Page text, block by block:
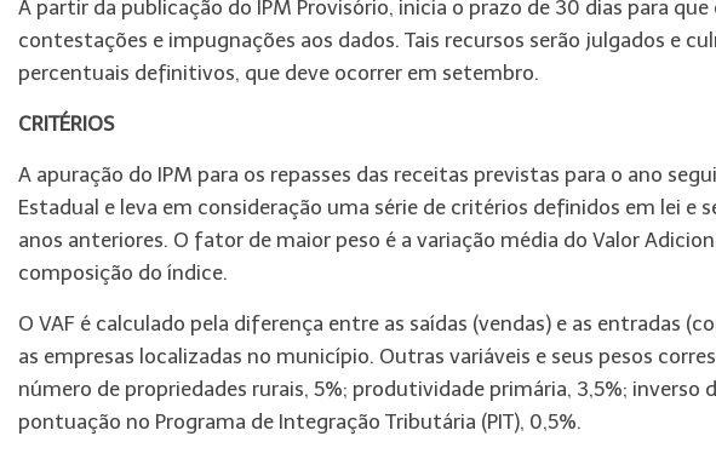
A partir da publicação do IPM Provisório, inicia o prazo de 30 dias para
contestações e impugnações aos dados. Tais recursos serão julgados e
percentuais definitivos, que deve ocorrer em setembro.
CRITÉRIOS
A apuração do IPM para os repasses das receitas previstas para o ano
Estadual e leva em consideração uma série de critérios definidos em lei e
anos anteriores. O fator de maior peso é a variação média do Valor
composição do índice.
O VAF é calculado pela diferença entre as saídas (vendas) e as entradas
as empresas localizadas no município. Outras variáveis e seus pesos
número de propriedades rurais, 5%; produtividade primária, 3,5%; inverso
pontuação no Programa de Integração Tributária (PIT), 0,5%.